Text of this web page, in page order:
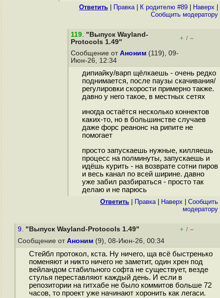
Ответить Правка| К родителю #89 Наверх
Cообщить модератору
119. "Выпуск Wayland-
Protocols 1.49"
+ / –
Сообщение от Аноним (119), 09-
Июн-26, 12:34
дипиайку/варп щёлкаешь - очень редко
поднимается, после паузы скачивания/
регулировки скорости примерно также.
давно у него такое, в местных сетях
иногда остаётся несколько коннектов
каких-то, но в большинстве случаев
даже форс реанонс на рипите не
помогает
просто запускаешь нужные, килляешь
процесс на полминуты, запускаешь и
идёшь курить - на возврате сотни пиров
и весь канал по всей ширине. давно
уже забил разбираться - просто так
делаю и не парюсь
Ответить Правка| Наверх
Cообщить
модератору
9. "Выпуск Wayland-Protocols 1.49" + / –
Сообщение от Аноним (9), 08-Июн-26, 00:34
Стейбл протокол, кста. Ну ничего, ща всё быстренько
поменяют и никто ничего не заметит, один хрен под
вейландом стабильного софта не существует, везде
стулья переставляют каждый день. И если в
репозитории на гитхабе не было коммитов больше 72
часов, то проект уже начинают хоронить как легаси.